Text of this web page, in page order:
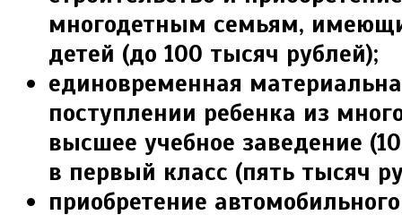
многодетным семьям,
детей (до 100 тысяч рублей);
единовременная
посту­плении ребенка из
высшее учебное заведение
в первый класс (пять тысяч
приобретение